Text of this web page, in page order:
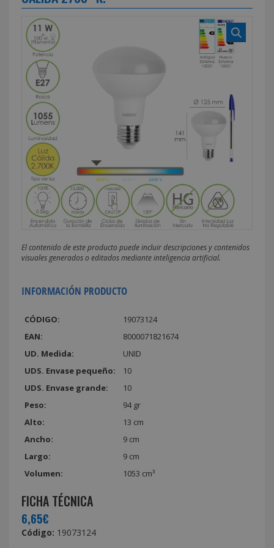
El contenido de este producto puede incluir descripciones y contenidos
visuales generados o editados mediante inteligencia artificial.
INFORMACIÓN PRODUCTO
CÓDIGO:
19073124
EAN:
8000071821674
UD. Medida:
UNID
UDS. Envase pequeño:
10
UDS. Envase grande:
10
Peso:
94 gr
Alto:
13 cm
Ancho:
9 cm
Largo:
9 cm
Volumen:
1053 cm³
FICHA TÉCNICA
6,65€
Código: 19073124